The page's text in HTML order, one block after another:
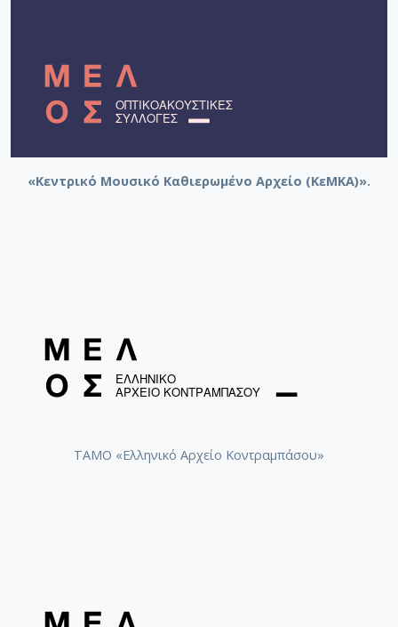
«Κεντρικό Μουσικό Καθιερωμένο Αρχείο (ΚεΜΚΑ)».
ΤΑΜΟ «Ελληνικό Αρχείο Κοντραμπάσου»